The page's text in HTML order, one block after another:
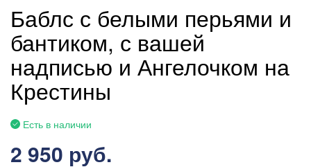
Баблс с белыми перьями и
бантиком, с вашей
надписью и Ангелочком на
Крестины
Есть в наличии
2 950 руб.